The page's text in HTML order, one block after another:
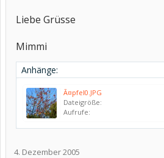
Liebe Grüsse
Mimmi
Anhänge:
Ã¤pfel0.JPG
Dateigröße:
Aufrufe:
4. Dezember 2005